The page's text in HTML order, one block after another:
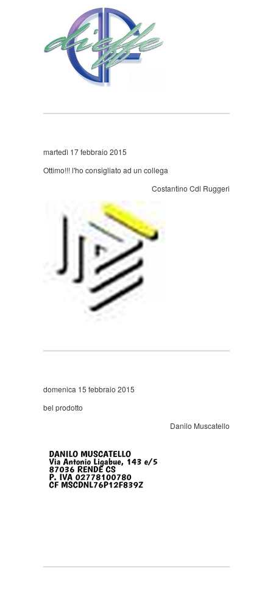
martedì 17 febbraio 2015
Ottimo!!! l'ho consigliato ad un collega
Costantino Cdl Ruggeri
domenica 15 febbraio 2015
bel prodotto
Danilo Muscatello